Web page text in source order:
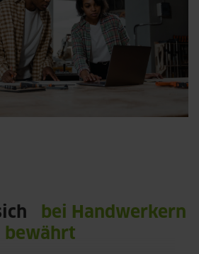
bei Handwerkern
bewährt